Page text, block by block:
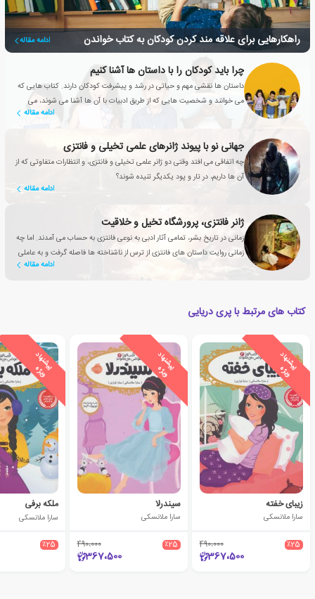
راهکارهایی برای علاقه مند کردن کودکان به کتاب خواندن ادامه مقاله
چرا باید کودکان را با داستان ها آشنا کنیم
داستان ها نقشی مهم و حیاتی در رشد و پیشرفت کودکان دارند. کتاب هایی که
می خوانند و شخصیت هایی که از طریق ادبیات با آن ها آشنا می شوند، می
ادامه مقاله
جهانی نو با پیوند ژانرهای علمی تخیلی و فانتزی
چه اتفاقی می افتد وقتی دو ژانر علمی تخیلی و فانتزی، و انتظارات متفاوتی که از
آن ها داریم، در تار و پود یکدیگر تنیده شوند؟
ادامه مقاله
ژانر فانتزی، پرورشگاه تخیل و خلاقیت
زمانی در تاریخ بشر، تمامی آثار ادبی به نوعی فانتزی به حساب می آمدند. اما چه
زمانی روایت داستان های فانتزی از ترس از ناشناخته ها فاصله گرفت و به عاملی
ادامه مقاله
کتاب های مرتبط با پری دریایی
پ
ی
ش
ن
ه
ا
د
و
ی
ژ
ه
زیبای خفته
سارا ملانسکی
٪25 490،000
367،500
پ
ی
ش
ن
ه
ا
د
و
ی
ژ
ه
سیندرلا
سارا ملانسکی
٪25 490،000
367،500
پ
ی
ش
ن
ه
ا
د
و
ی
ژ
ه
ملکه برفی
سارا ملانسکی
٪25